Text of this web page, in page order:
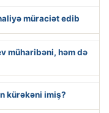
müraciət edib
müharibəni, həm də
kürəkəni imiş?